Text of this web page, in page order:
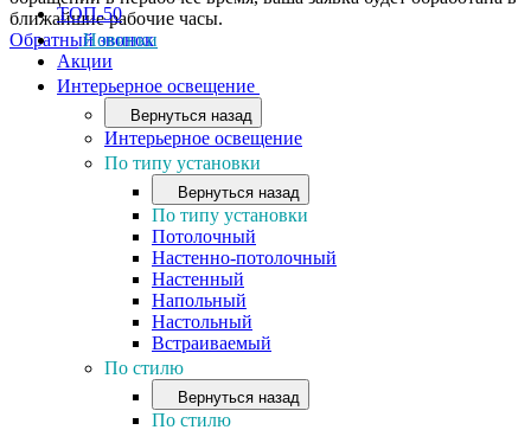
ближайшие рабочие часы.
Обратный звонок
ТОП-50
Новинки
Акции
Интерьерное освещение
Вернуться назад
Интерьерное освещение
По типу установки
Вернуться назад
По типу установки
Потолочный
Настенно-потолочный
Настенный
Напольный
Настольный
Встраиваемый
По стилю
Вернуться назад
По стилю